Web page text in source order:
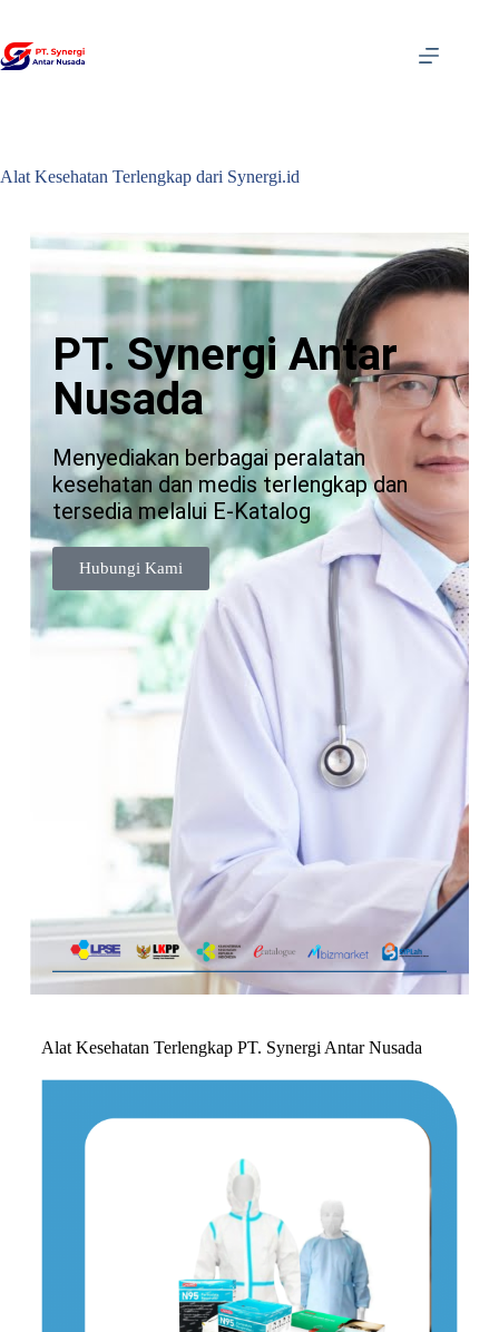
Alat Kesehatan Terlengkap dari Synergi.id
PT. Synergi Antar
Nusada
Menyediakan berbagai peralatan
kesehatan dan medis terlengkap dan
tersedia melalui E-Katalog
Hubungi Kami
Alat Kesehatan Terlengkap PT. Synergi Antar Nusada